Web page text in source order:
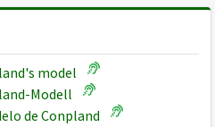
model
Modell
de Conpland